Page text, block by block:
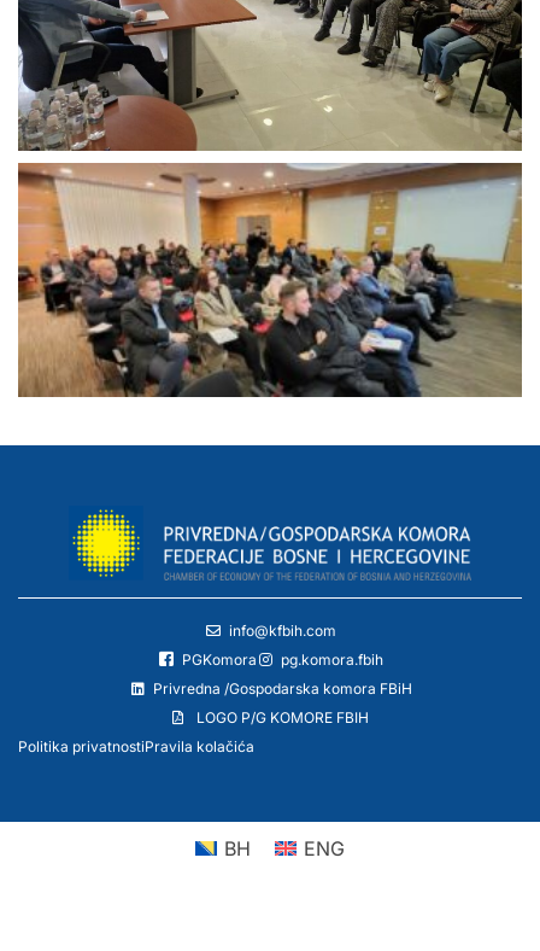
info@kfbih.com
PGKomora
pg.komora.fbih
Privredna /Gospodarska komora FBiH
LOGO P/G KOMORE FBIH
Politika privatnostiPravila kolačića
BH ENG